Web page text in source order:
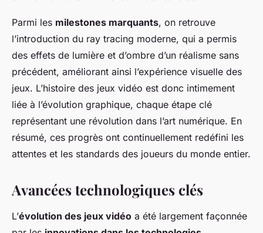
Parmi les milestones marquants, on retrouve
l’introduction du ray tracing moderne, qui a permis
des effets de lumière et d’ombre d’un réalisme sans
précédent, améliorant ainsi l’expérience visuelle des
jeux. L’histoire des jeux vidéo est donc intimement
liée à l’évolution graphique, chaque étape clé
représentant une révolution dans l’art numérique. En
résumé, ces progrès ont continuellement redéfini les
attentes et les standards des joueurs du monde entier.
Avancées technologiques clés
L’évolution des jeux vidéo a été largement façonnée